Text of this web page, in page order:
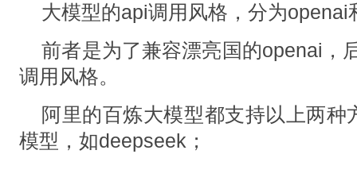
大模型的api调用风格，分为
前者是为了兼容漂亮国的openai，
调用风格。
阿里的百炼大模型都支持以上两种
模型，如deepseek；